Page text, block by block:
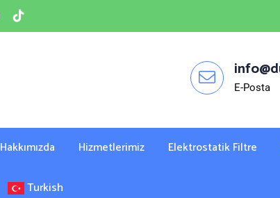
E-Posta
Hakkımızda Hizmetlerimiz Elektrostatik Filtre
Turkish